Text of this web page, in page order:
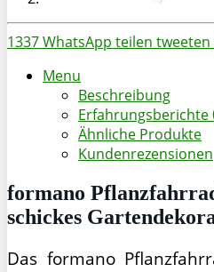
1337WhatsApp teilen tweeten
Menu
Beschreibung
Erfahrungsberichte
Ähnliche Produkte
Kundenrezensionen
formano
schickes
Das formano